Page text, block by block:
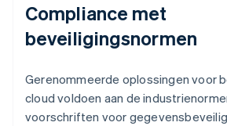
Compliance met
beveiligingsnormen
Gerenommeerde oplossingen voor
cloud voldoen aan de
voorschriften voor